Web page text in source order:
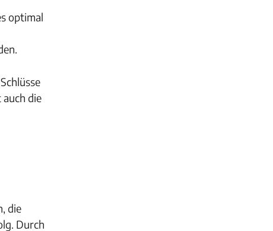
optimal
die
die
Durch